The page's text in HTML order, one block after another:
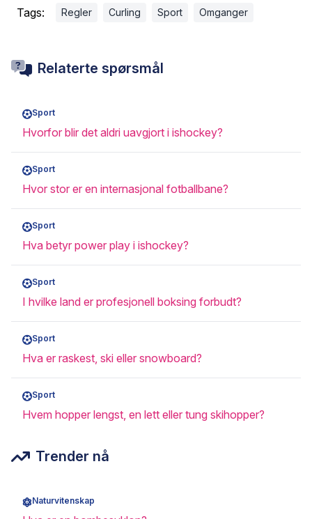
Tags: Regler Curling Sport Omganger
Relaterte spørsmål
Sport
Hvorfor blir det aldri uavgjort i ishockey?
Sport
Hvor stor er en internasjonal fotballbane?
Sport
Hva betyr power play i ishockey?
Sport
I hvilke land er profesjonell boksing forbudt?
Sport
Hva er raskest, ski eller snowboard?
Sport
Hvem hopper lengst, en lett eller tung skihopper?
Trender nå
Naturvitenskap